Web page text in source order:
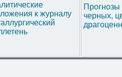
к журналу
черных,